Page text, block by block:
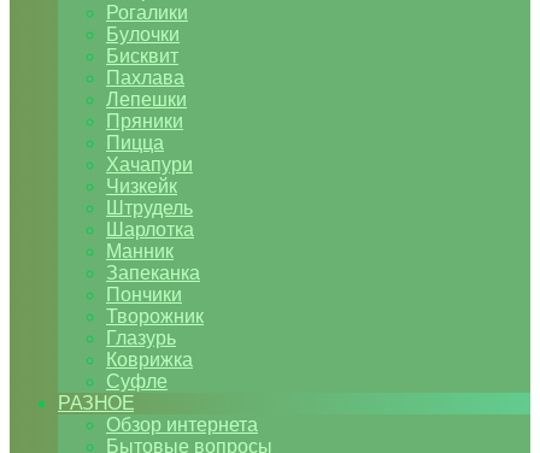
Рогалики
Булочки
Бисквит
Пахлава
Лепешки
Пряники
Пицца
Хачапури
Чизкейк
Штрудель
Шарлотка
Манник
Запеканка
Пончики
Творожник
Глазурь
Коврижка
Суфле
РАЗНОЕ
Обзор интернета
Бытовые вопросы